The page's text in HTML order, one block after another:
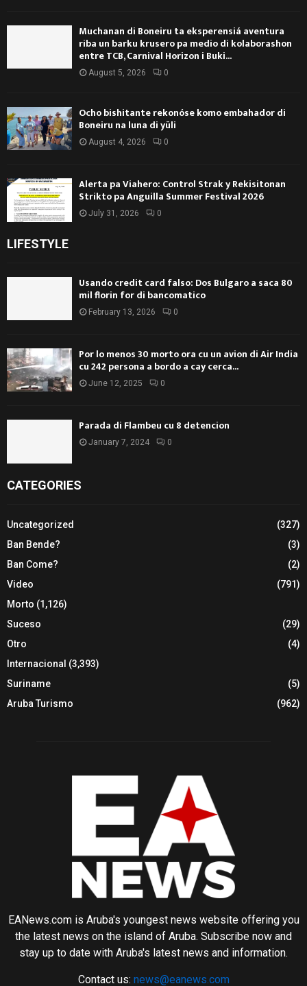
Muchanan di Boneiru ta eksperensiá aventura
riba un barku krusero pa medio di kolaborashon
entre TCB, Carnival Horizon i Buki...
August 5, 2026 0
Ocho bishitante rekonóse komo embahador di
Boneiru na luna di yüli
August 4, 2026 0
Alerta pa Viahero: Control Strak y Rekisitonan
Strikto pa Anguilla Summer Festival 2026
July 31, 2026 0
LIFESTYLE
Usando credit card falso: Dos Bulgaro a saca 80
mil florin for di bancomatico
February 13, 2026 0
Por lo menos 30 morto ora cu un avion di Air India
cu 242 persona a bordo a cay cerca...
June 12, 2025 0
Parada di Flambeu cu 8 detencion
January 7, 2024 0
CATEGORIES
Uncategorized
(327)
Ban Bende?
(3)
Ban Come?
(2)
Video
(791)
Morto (1,126)
Suceso
(29)
Otro
(4)
Internacional (3,393)
Suriname
(5)
Aruba Turismo
(962)
EANews.com is Aruba's youngest news website offering you
the latest news on the island of Aruba. Subscribe now and
stay up to date with Aruba's latest news and information.
Contact us: news@eanews.com